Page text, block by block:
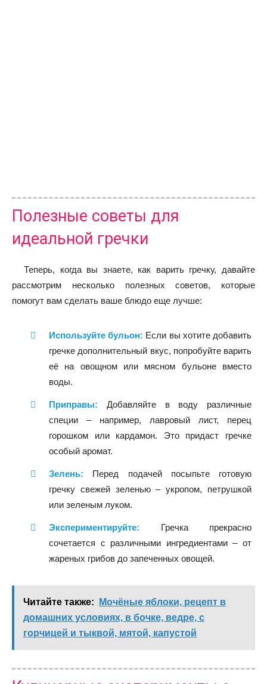
Полезные советы для
идеальной гречки
Теперь, когда вы знаете, как варить гречку, давайте
рассмотрим несколько полезных советов, которые
помогут вам сделать ваше блюдо еще лучше:
Используйте бульон: Если вы хотите добавить
гречке дополнительный вкус, попробуйте варить
её на овощном или мясном бульоне вместо
воды.
Приправы: Добавляйте в воду различные
специи – например, лавровый лист, перец
горошком или кардамон. Это придаст гречке
особый аромат.
Зелень: Перед подачей посыпьте готовую
гречку свежей зеленью – укропом, петрушкой
или зеленым луком.
Экспериментируйте: Гречка прекрасно
сочетается с различными ингредиентами – от
жареных грибов до запеченных овощей.
Читайте также:
Мочёные яблоки, рецепт в
домашних условиях, в бочке, ведре, с
горчицей и тыквой, мятой, капустой